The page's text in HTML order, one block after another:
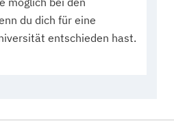
du dich für eine
entschieden hast.